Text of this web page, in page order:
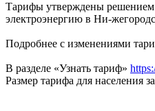
Тарифы утверждены решением
электроэнергию в Ни-
Подробнее с изменениями
В разделе «Узнать тариф»
Размер тарифа для населения